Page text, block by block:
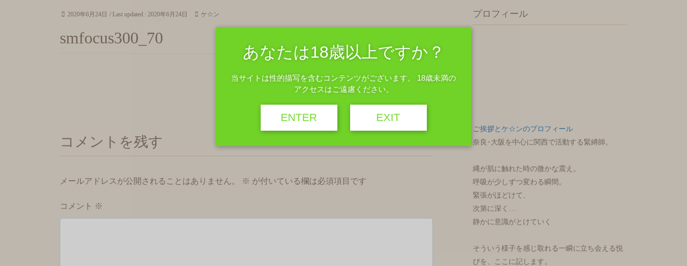
2020年6月24日 / Last updated : 2020年6月24日 ケ☆ン
smfocus300_70
コメントを残す
メールアドレスが公開されることはありません。 ※ が付いている欄は必須項目です
コメント ※
プロフィール
ご挨拶とケ☆ンのプロフィール
奈良･大阪を中心に関西で活動する緊縛師。
縄が肌に触れた時の微かな震え。
呼吸が少しずつ変わる瞬間。
緊張がほどけて、
次第に深く…
静かに意識がとけていく
そういう様子を感じ取れる一瞬に立ち会える悦
びを、ここに記します。
あなたは18歳以上ですか？
当サイトは性的描写を含むコンテンツがございます。 18歳未満の
アクセスはご遠慮ください。
ENTER EXIT